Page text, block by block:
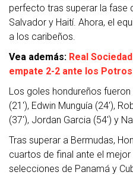
perfecto tras superar la fase
Salvador y Haití. Ahora, el
a los caribeños.
Vea además: Real
empate 2-2 ante los
Los goles hondureños
(21′), Edwin Munguía (24′),
(37′), Jordan Garcia (54′) y
Tras superar a Bermudas,
cuartos de final ante el
selecciones de Panamá y